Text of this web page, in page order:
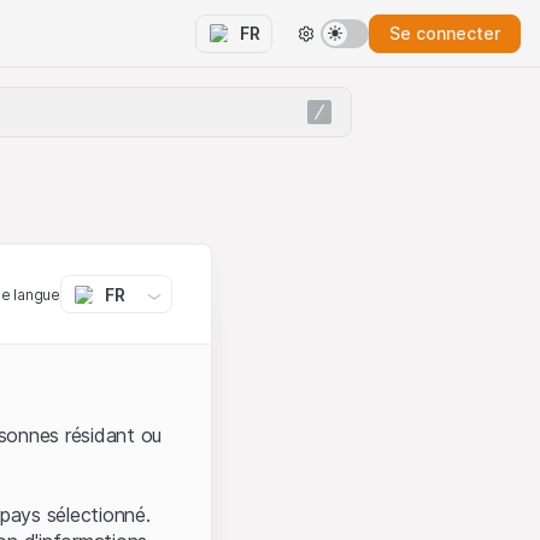
FR Se connecter
langue FR
résidant ou
sélectionné.